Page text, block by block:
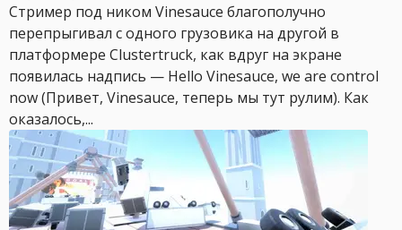
Стример под ником Vinesauce благополучно
перепрыгивал с одного грузовика на другой в
платформере Clustertruck, как вдруг на экране
появилась надпись — Hello Vinesauce, we are control
now (Привет, Vinesauce, теперь мы тут рулим). Как
оказалось,...